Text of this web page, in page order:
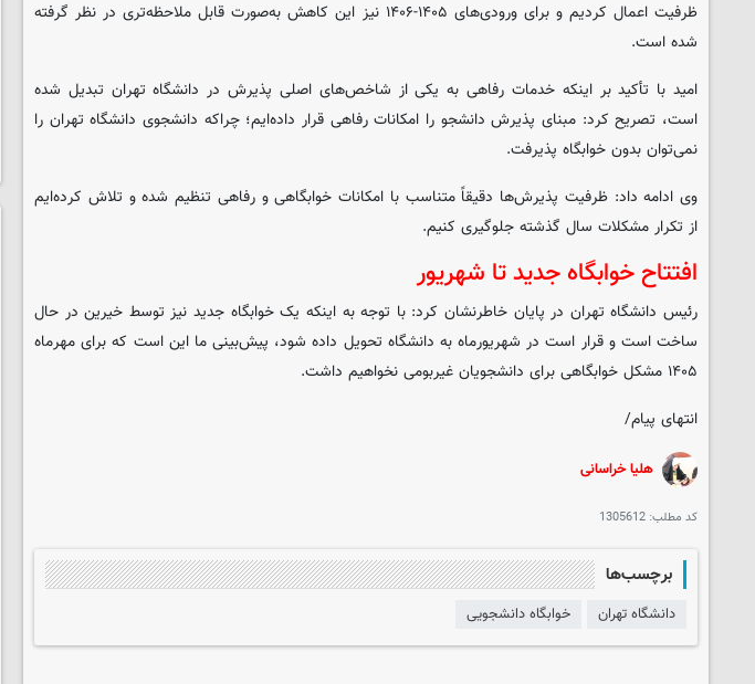
ظرفیت اعمال کردیم و برای ورودی‌های ۱۴۰۵-۱۴۰۶ نیز این کاهش به‌صورت قابل ملاحظه‌تری در نظر گرفته
شده است.
امید با تأکید بر اینکه خدمات رفاهی به یکی از شاخص‌های اصلی پذیرش در دانشگاه تهران تبدیل شده
است، تصریح کرد: مبنای پذیرش دانشجو را امکانات رفاهی قرار داده‌ایم؛ چراکه دانشجوی دانشگاه تهران را
نمی‌توان بدون خوابگاه پذیرفت.
وی ادامه داد: ظرفیت پذیرش‌ها دقیقاً متناسب با امکانات خوابگاهی و رفاهی تنظیم شده و تلاش کرده‌ایم
از تکرار مشکلات سال گذشته جلوگیری کنیم.
افتتاح خوابگاه جدید تا شهریور
رئیس دانشگاه تهران در پایان خاطرنشان کرد: با توجه به اینکه یک خوابگاه جدید نیز توسط خیرین در حال
ساخت است و قرار است در شهریورماه به دانشگاه تحویل داده شود، پیش‌بینی ما این است که برای مهرماه
۱۴۰۵ مشکل خوابگاهی برای دانشجویان غیربومی نخواهیم داشت.
انتهای پیام/
هلیا خراسانی
کد مطلب: 1305612
برچسب‌ها
دانشگاه تهران خوابگاه دانشجویی